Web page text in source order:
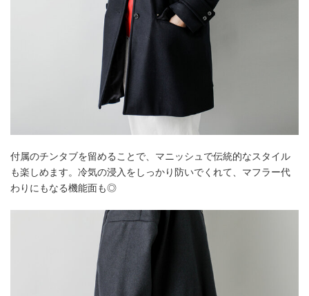
付属のチンタブを留めることで、マニッシュで伝統的なスタイル
も楽しめます。冷気の浸入をしっかり防いでくれて、マフラー代
わりにもなる機能面も◎